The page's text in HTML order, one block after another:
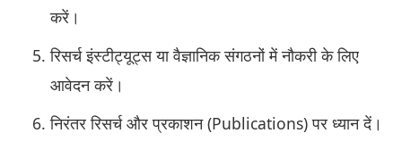
करें।
रिसर्च इंस्टीट्यूट्स या वैज्ञानिक संगठनों में नौकरी के लिए
आवेदन करें।
निरंतर रिसर्च और प्रकाशन (Publications) पर ध्यान दें।